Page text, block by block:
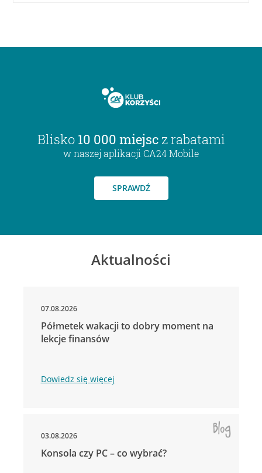
Blisko 10 000 miejsc z rabatami
w naszej aplikacji CA24 Mobile
SPRAWDŹ
Aktualności
07.08.2026
Półmetek wakacji to dobry moment na
lekcje finansów
Dowiedz się więcej
03.08.2026
Konsola czy PC – co wybrać?